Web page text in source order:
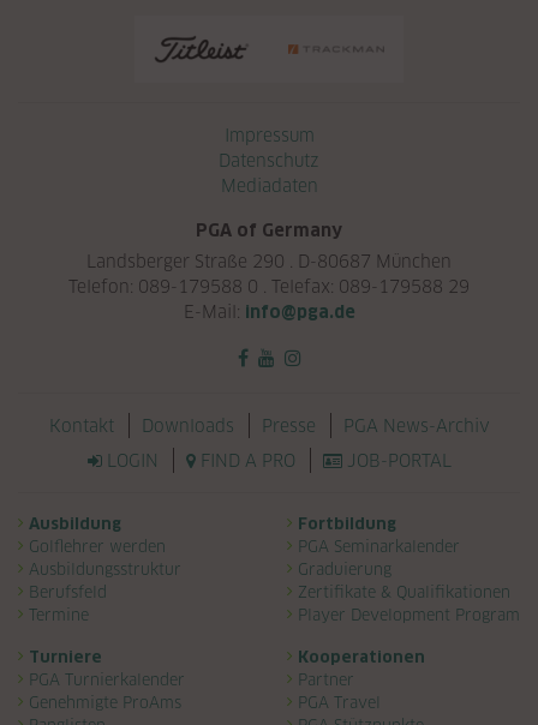
Impressum
Datenschutz
Mediadaten
PGA of Germany
Landsberger Straße 290 . D-80687 München
Telefon: 089-179588 0 . Telefax: 089-179588 29
E-Mail: info@pga.de
Navigation überspringen
Kontakt Downloads Presse
PGA News-Archiv
LOGIN
FIND A PRO JOB-PORTAL
Navigation überspringen
Ausbildung
Golflehrer werden
Ausbildungsstruktur
Berufsfeld
Termine
Fortbildung
PGA Seminarkalender
Graduierung
Zertifikate & Qualifikationen
Player Development Program
Turniere
PGA Turnierkalender
Genehmigte ProAms
Kooperationen
Partner
PGA Travel